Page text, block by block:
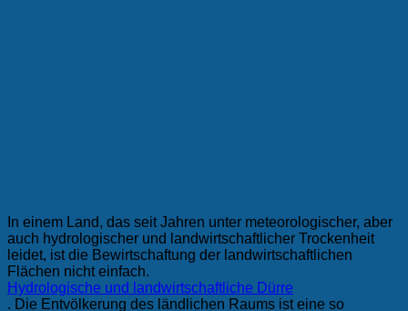
In einem Land, das seit Jahren unter meteorologischer, aber
auch hydrologischer und landwirtschaftlicher Trockenheit
leidet, ist die Bewirtschaftung der landwirtschaftlichen
Flächen nicht einfach.
Hydrologische und landwirtschaftliche Dürre
. Die Entvölkerung des ländlichen Raums ist eine so